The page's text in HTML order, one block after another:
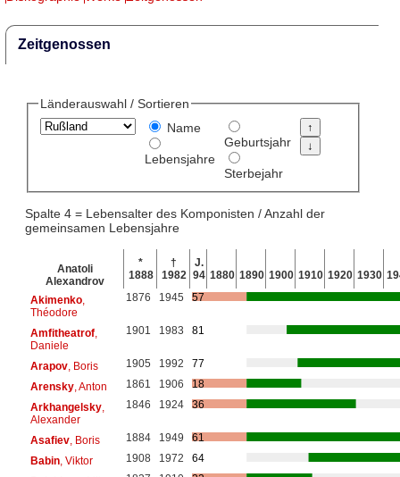
Zeitgenossen
Länderauswahl / Sortieren
Name
Lebensjahre
Geburtsjahr
Sterbejahr
Spalte 4 = Lebensalter des Komponisten / Anzahl der
gemeinsamen Lebensjahre
Anatoli
Alexandrov
*
1888
†
1982
J.
94 1880 1890 1900 1910 1920 1930
Akimenko,
Théodore
1876 1945 57
Amfitheatrof,
Daniele
1901 1983 81
Arapov, Boris 1905 1992
77
Arensky, Anton 1861 1906
18
Arkhangelsky,
Alexander
1846 1924 36
Asafiev, Boris 1884 1949
61
Babin, Viktor 1908 1972
64